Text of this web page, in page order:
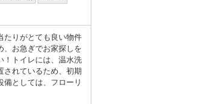
たりがとても良い物件
、お急ぎでお家探しを
！トイレには、温水洗
されているため、初期
としては、フローリ